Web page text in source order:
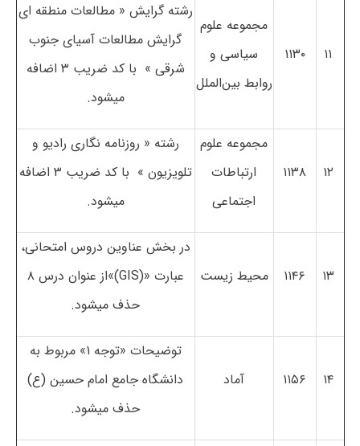
۱۱۳۰
مجموعه علوم
سیاسی و
روابط بین‌الملل
رشته­ گرایش « مطالعات منطقه ­ای
گرایش مطالعات آسیای جنوب
شرقی » با کد ضریب ۳ اضافه
می­شود.
۱۱۳۸
مجموعه علوم
ارتباطات
اجتماعی
رشته « روزنامه­ نگاری رادیو و
تلویزیون » با کد ضریب ۳ اضافه
می­شود.
۱۱۴۶ محیط زیست
در بخش عناوین دروس امتحانی،
عبارت «(GIS
)»از عنوان درس ۸
حذف می­شود.
۱۴ ۱۱۵۶ آماد
توضیحات «توجه ۱» مربوط به
دانشگاه جامع امام حسین (ع)
حذف می­شود.